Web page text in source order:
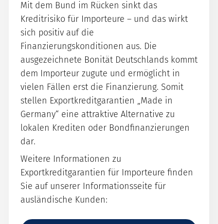
Mit dem Bund im Rücken sinkt das
Kreditrisiko für Importeure – und das wirkt
sich positiv auf die
Finanzierungskonditionen aus. Die
ausgezeichnete Bonität Deutschlands kommt
dem Importeur zugute und ermöglicht in
vielen Fällen erst die Finanzierung. Somit
stellen Exportkreditgarantien „Made in
Germany“ eine attraktive Alternative zu
lokalen Krediten oder Bondfinanzierungen
dar.
Weitere Informationen zu
Exportkreditgarantien für Importeure finden
Sie auf unserer Informationsseite für
ausländische Kunden: